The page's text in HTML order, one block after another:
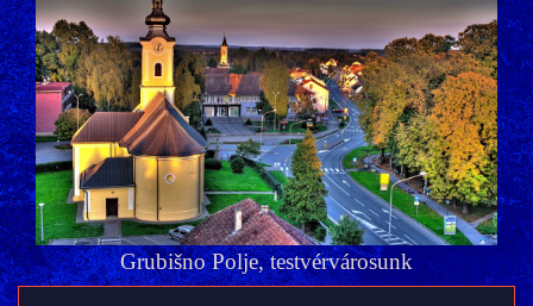
Grubišno Polje, testvérvárosunk